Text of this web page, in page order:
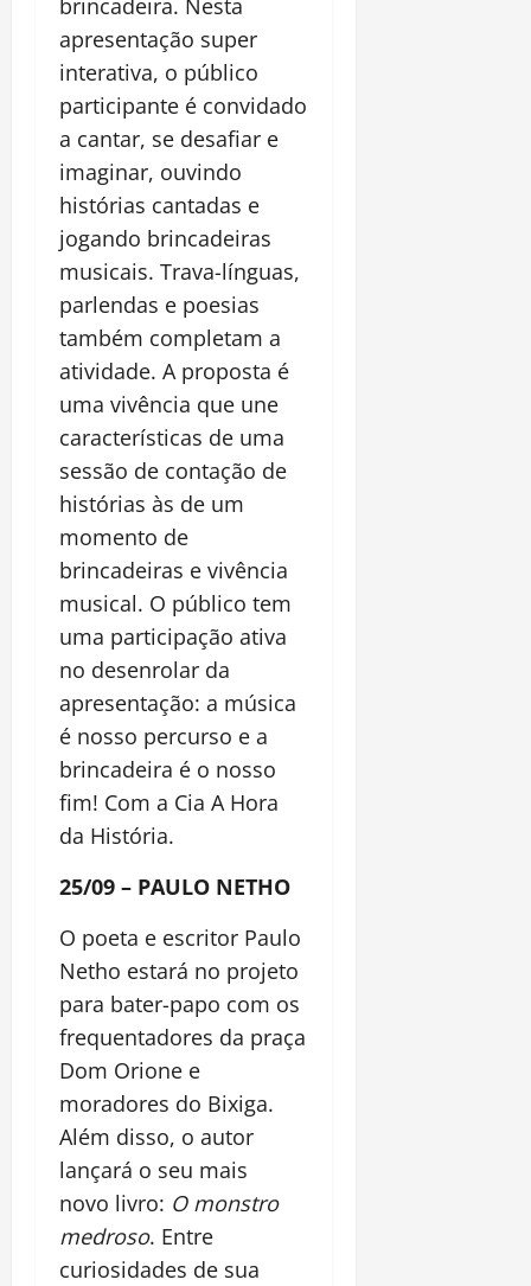
apresentação super
interativa, o público
participante é convidado
a cantar, se desafiar e
imaginar, ouvindo
histórias cantadas e
jogando brincadeiras
musicais. Trava-línguas,
parlendas e poesias
também completam a
atividade. A proposta é
uma vivência que une
características de uma
sessão de contação de
histórias às de um
momento de
brincadeiras e vivência
musical. O público tem
uma participação ativa
no desenrolar da
apresentação: a música
é nosso percurso e a
brincadeira é o nosso
fim! Com a Cia A Hora
da História.
25/09 – PAULO NETHO
O poeta e escritor Paulo
Netho estará no projeto
para bater-papo com os
frequentadores da praça
Dom Orione e
moradores do Bixiga.
Além disso, o autor
lançará o seu mais
novo livro: O monstro
medroso. Entre
curiosidades de sua